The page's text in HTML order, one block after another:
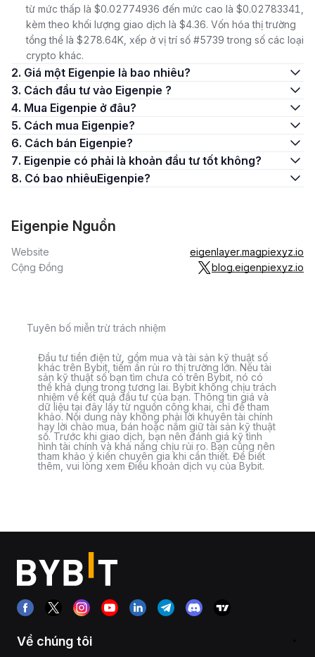
từ mức thấp là $0.02774936 đến mức cao là $0.02783341,
kèm theo khối lượng giao dịch là $4.36. Vốn hóa thị trường
tổng thể là $278.64K, xếp ở vị trí số #5739 trong số các loại
crypto khác.
2. Giá một Eigenpie là bao nhiêu?
3. Cách đầu tư vào Eigenpie ?
4. Mua Eigenpie ở đâu?
5. Cách mua Eigenpie?
6. Cách bán Eigenpie?
7. Eigenpie có phải là khoản đầu tư tốt không?
8. Có bao nhiêuEigenpie?
Eigenpie Nguồn
Website
eigenlayer.magpiexyz.io
Cộng Đồng
blog.eigenpiexyz.io
Tuyên bố miễn trừ trách nhiệm
Đầu tư tiền điện tử, gồm mua và tài sản kỹ thuật số
khác trên Bybit, tiềm ẩn rủi ro thị trường lớn. Nếu tài
sản kỹ thuật số bạn tìm chưa có trên Bybit, nó có
thể khả dụng trong tương lai. Bybit không chịu trách
nhiệm về kết quả đầu tư của bạn. Thông tin giá và
dữ liệu tại đây lấy từ nguồn công khai, chỉ để tham
khảo. Nội dung này không phải lời khuyên tài chính
hay lời chào mua, bán hoặc nắm giữ tài sản kỹ thuật
số. Trước khi giao dịch, bạn nên đánh giá kỹ tình
hình tài chính và khả năng chịu rủi ro. Bạn cũng nên
tham khảo ý kiến chuyên gia khi cần thiết. Để biết
thêm, vui lòng xem Điều khoản dịch vụ của Bybit.
Về chúng tôi